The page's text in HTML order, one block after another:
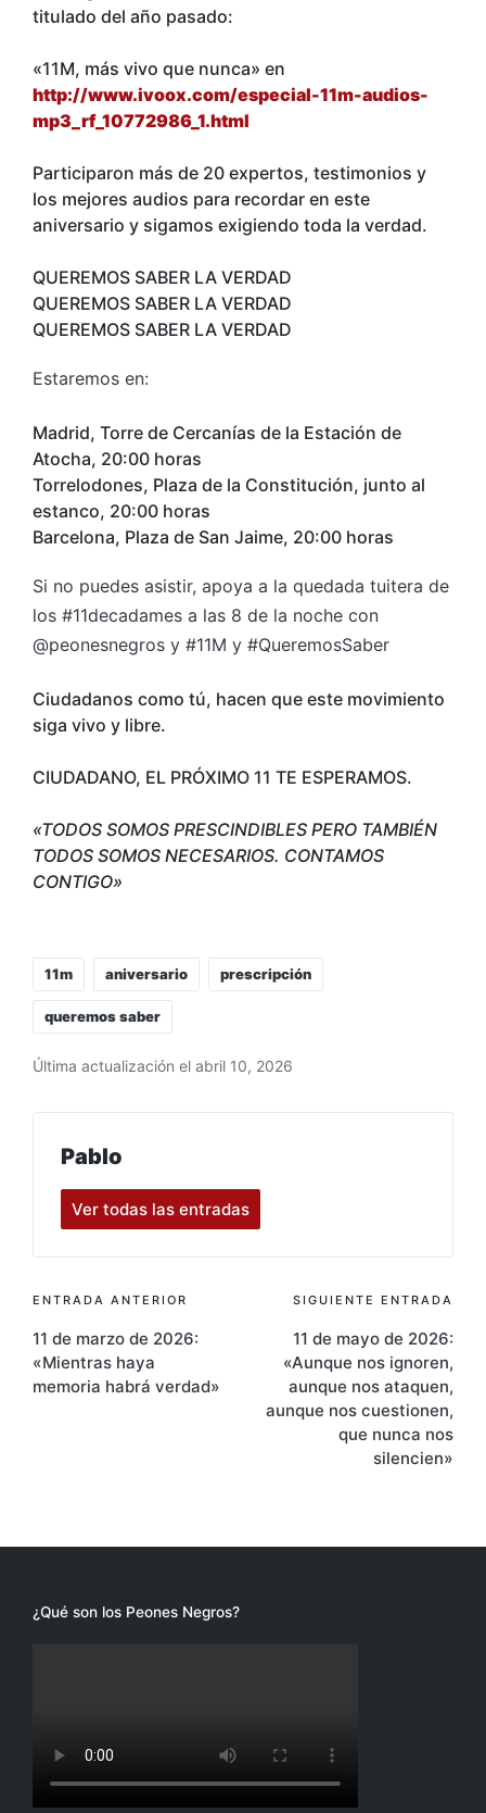
titulado del año pasado:
«11M, más vivo que nunca» en
http://www.ivoox.com/especial-11m-audios-
mp3_rf_10772986_1.html
Participaron más de 20 expertos, testimonios y
los mejores audios para recordar en este
aniversario y sigamos exigiendo toda la verdad.
QUEREMOS SABER LA VERDAD
QUEREMOS SABER LA VERDAD
QUEREMOS SABER LA VERDAD
Estaremos en:
Madrid, Torre de Cercanías de la Estación de
Atocha, 20:00 horas
Torrelodones, Plaza de la Constitución, junto al
estanco, 20:00 horas
Barcelona, Plaza de San Jaime, 20:00 horas
Si no puedes asistir, apoya a la quedada tuitera de
los #11decadames a las 8 de la noche con
@peonesnegros y #11M y #QueremosSaber
Ciudadanos como tú, hacen que este movimiento
siga vivo y libre.
CIUDADANO, EL PRÓXIMO 11 TE ESPERAMOS.
«TODOS SOMOS PRESCINDIBLES PERO TAMBIÉN
TODOS SOMOS NECESARIOS. CONTAMOS
CONTIGO»
11m aniversario prescripción
queremos saber
Última actualización el abril 10, 2026
Pablo
Ver todas las entradas
Navegación
de
entradas
ENTRADA ANTERIOR
11 de marzo de 2026:
«Mientras haya
memoria habrá verdad»
SIGUIENTE ENTRADA
11 de mayo de 2026:
«Aunque nos ignoren,
aunque nos ataquen,
aunque nos cuestionen,
que nunca nos
silencien»
¿Qué son los Peones Negros?